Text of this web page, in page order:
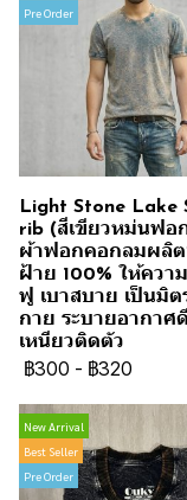
Pre Order
Light Stone Lake
rib (สีเขียวหม่นฟอ
ผ้าฟอกคอกลมผลิต
ฝ้าย 100% ให้ควา
ฟู เบาสบาย เป็นมิต
กาย ระบายอากาศ
เหนียวติดตัว
฿300 - ฿320
New Arrival
Best Seller
Pre Order